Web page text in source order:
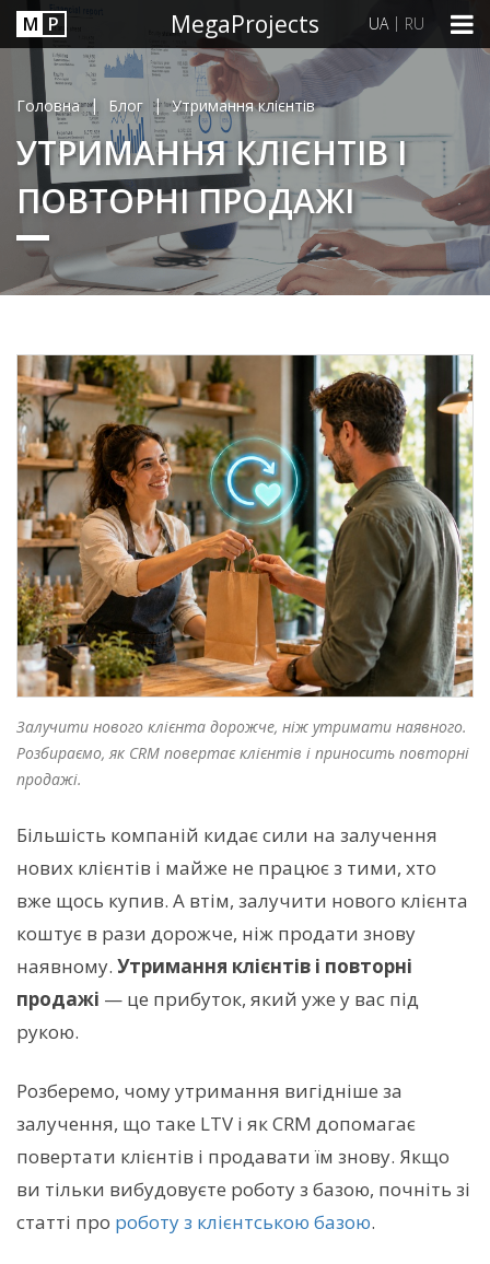
М P MegaProjects UA | RU
УТРИМАННЯ КЛІЄНТІВ І
ПОВТОРНІ ПРОДАЖІ
Головна | Блог | Утримання клієнтів
Залучити нового клієнта дорожче, ніж утримати наявного.
Розбираємо, як CRM повертає клієнтів і приносить повторні
продажі.
Більшість компаній кидає сили на залучення
нових клієнтів і майже не працює з тими, хто
вже щось купив. А втім, залучити нового клієнта
коштує в рази дорожче, ніж продати знову
наявному. Утримання клієнтів і повторні
продажі — це прибуток, який уже у вас під
рукою.
Розберемо, чому утримання вигідніше за
залучення, що таке LTV і як CRM допомагає
повертати клієнтів і продавати їм знову. Якщо
ви тільки вибудовуєте роботу з базою, почніть зі
статті про роботу з клієнтською базою.